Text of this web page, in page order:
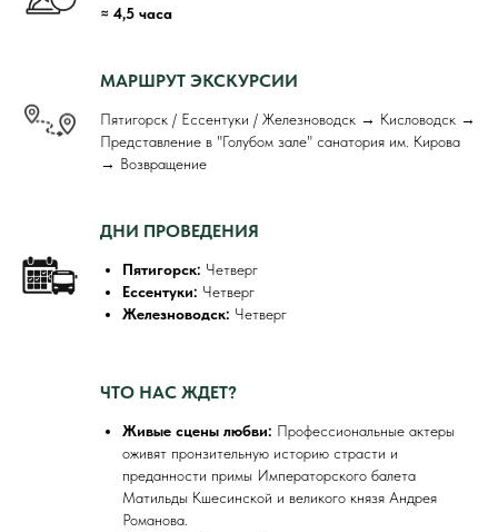
≈ 4,5 часа
МАРШРУТ ЭКСКУРСИИ
Пятигорск / Ессентуки / Железноводск → Кисловодск →
Представление в "Голубом зале" санатория им. Кирова
→ Возвращение
ДНИ ПРОВЕДЕНИЯ
Пятигорск: Четверг
Ессентуки: Четверг
Железноводск: Четверг
ЧТО НАС ЖДЕТ?
Живые сцены любви: Профессиональные актеры
оживят пронзительную историю страсти и
преданности примы Императорского балета
Матильды Кшесинской и великого князя Андрея
Романова.